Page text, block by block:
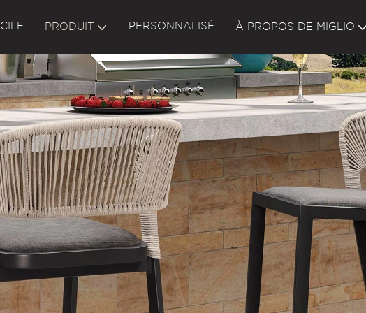
PRODUIT PERSONNALISÉ À PROPOS DE MIGLIO